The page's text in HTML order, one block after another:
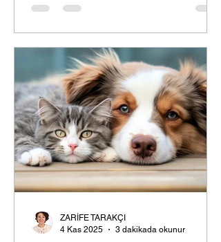
şekilde görünür, olduğu gibi… Hayatı
sıra kendi karanlığını da görme
cesaretini gösterebilmek ve kendindeki
ZARİFE TARAKÇI
4 Kas 2025
3 dakikada okunur